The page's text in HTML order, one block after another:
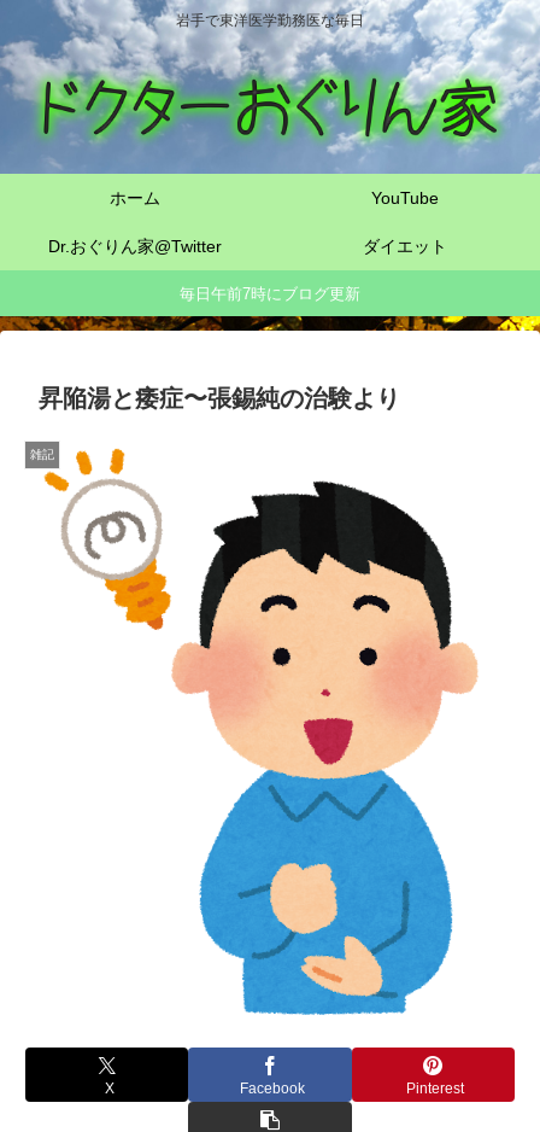
岩手で東洋医学勤務医な毎日
ホーム YouTube
Dr.おぐりん家@Twitter ダイエット
毎日午前7時にブログ更新
昇陥湯と痿症〜張錫純の治験より
雑記
X Facebook Pinterest